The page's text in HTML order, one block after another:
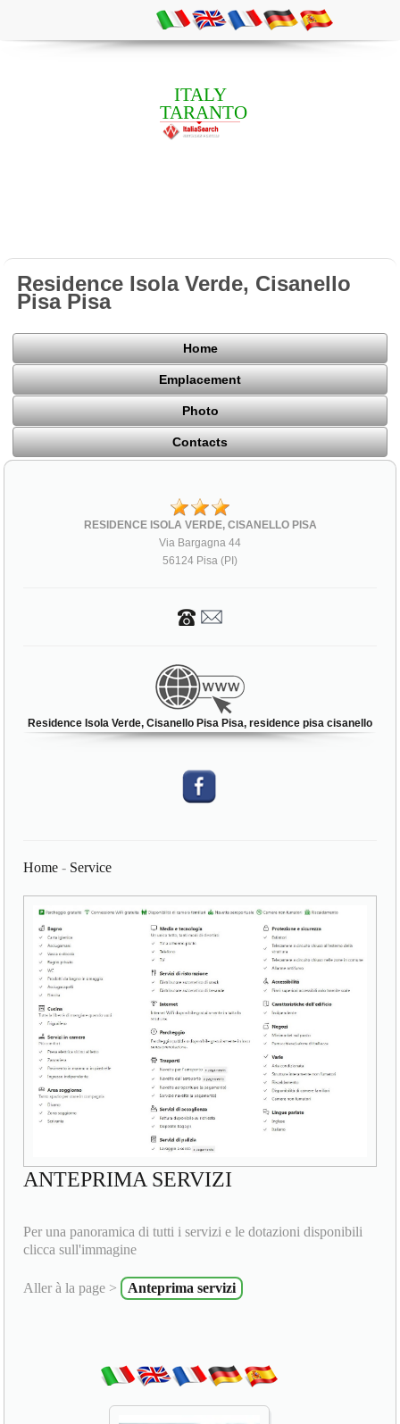
ITALY
TARANTO
Residence Isola Verde, Cisanello
Pisa Pisa
Home
Emplacement
Photo
Contacts
RESIDENCE ISOLA VERDE, CISANELLO PISA
Via Bargagna 44
56124 Pisa (PI)
Residence Isola Verde, Cisanello Pisa Pisa, residence pisa cisanello
Home - Service
ANTEPRIMA SERVIZI
Per una panoramica di tutti i servizi e le dotazioni disponibili
clicca sull'immagine
Aller à la page > Anteprima servizi